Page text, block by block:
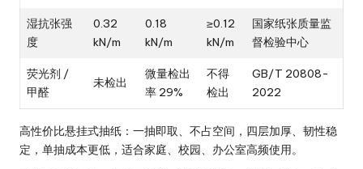
湿抗张强
度
0.32
kN/m
0.18
kN/m
≥0.12
kN/m
国家纸张质量监
督检验中心
荧光剂 /
甲醛
未检出
微量检出
率 29%
不得
检出
GB/T 20808-
2022
高性价比悬挂式抽纸：一抽即取、不占空间，四层加厚、韧性稳
定，单抽成本更低，适合家庭、校园、办公室高频使用。